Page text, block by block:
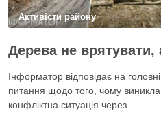
Активісти району
Інформатор відповідає на головні
питання щодо того, чому виникла
конфліктна ситуація через